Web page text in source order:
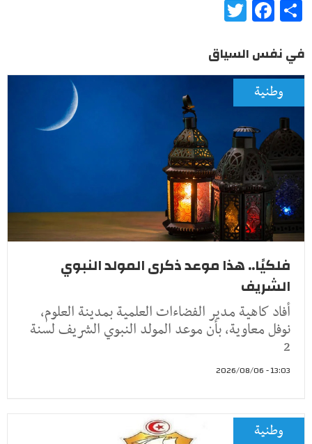
Share
Facebook
في نفس السياق
وطنية
فلكيًا.. هذا موعد ذكرى المولد النبوي
الشريف
أفاد كاهية مدير الفضاءات العلمية بمدينة العلوم،
نوفل معاوية، بأن موعد المولد النبوي الشريف لسنة
2
13:03 - 2026/08/06
وطنية